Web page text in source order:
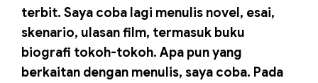
terbit. Saya coba lagi menulis novel, esai,
skenario, ulasan film, termasuk buku
biografi tokoh-tokoh. Apa pun yang
berkaitan dengan menulis, saya coba. Pada